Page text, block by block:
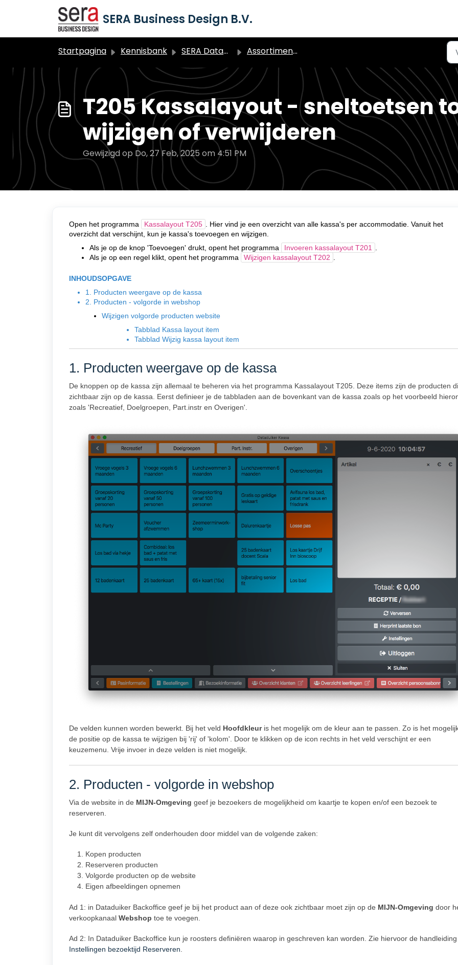
Doorgaan naar hoofdinhoud
SERA Business Design B.V.
Startpagina Kennisbank SERA Dataduiker Backoffice Assortiment (producten)
T205 Kassalayout - sneltoetsen
wijzigen of verwijderen
Gewijzigd op Do, 27 Feb, 2025 om 4:51 PM
Open het programma Kassalayout T205
. Hier vind je een overzicht van alle kassa's per accommodatie. Vanuit het
overzicht dat verschijnt, kun je kassa's toevoegen en wijzigen.
Als je op de knop 'Toevoegen' drukt, opent het programma
Invoeren kassalayout T201
Als je op een regel klikt, opent het programma
Wijzigen kassalayout T202
INHOUDSOPGAVE
1. Producten weergave op de kassa
2. Producten - volgorde in webshop
Wijzigen volgorde producten website
Tabblad Kassa layout item
Tabblad Wijzig kassa layout item
1. Producten weergave op de kassa
De knoppen op de kassa zijn allemaal te beheren via het programma Kassalayout T205. Deze items zijn de producten
zichtbaar zijn op de kassa. Eerst definieer je de tabbladen aan de bovenkant van de kassa zoals op het voorbeeld
zoals 'Recreatief, Doelgroepen, Part.instr en Overigen'.
De velden kunnen worden bewerkt. Bij het veld Hoofdkleuris het mogelijk om de kleur aan te passen. Zo is het
de positie op de kassa te wijzigen bij 'rij' of 'kolom'. Door te klikken op de icon rechts in het veld verschijnt er een
keuzemenu. Vrije invoer in deze velden is niet mogelijk.
2. Producten - volgorde in webshop
Via de website in de MIJN-Omgeving geef je bezoekers de mogelijkheid om kaartje te kopen en/of een bezoek te
reserveren.
Je kunt dit vervolgens zelf onderhouden door middel van de volgende zaken:
Kopen producten
Reserveren producten
Volgorde producten op de website
Eigen afbeeldingen opnemen
Ad 1: in Dataduiker Backoffice geef je bij het product aan of deze ook zichtbaar moet zijn op de MIJN-Omgeving door
verkoopkanaal Webshop toe te voegen.
Ad 2: In Dataduiker Backoffice kun je roosters definiëren waarop in geschreven kan worden. Zie hiervoor de handleiding
Instellingen bezoektijd Reserveren